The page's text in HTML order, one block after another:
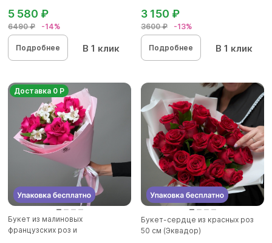
6490 ₽ -14%
5 580 ₽
Подробнее В 1 клик
3600 ₽ -13%
3 150 ₽
Подробнее В 1 клик
Доставка 0 Р
Букет из малиновых
французских роз и
Букет-сердце из красных роз
50 см (Эквадор)